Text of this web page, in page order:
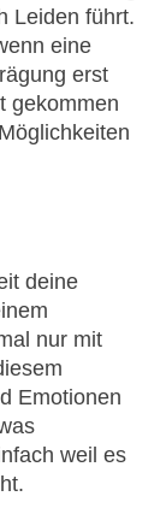
Leiden führt.
eine
erst
gekommen
deine
nur mit
Emotionen
weil es